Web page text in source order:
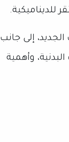
للديناميكية.
إلى جانب
وأهمية